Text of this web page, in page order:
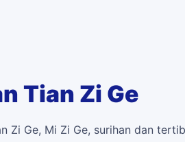
Tian Zi Ge
Zi Ge, Mi Zi Ge, surihan dan